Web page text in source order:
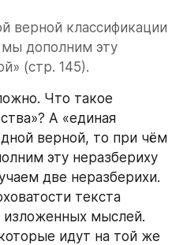
верной классификации
дополним эту
(стр. 145).
Что такое
А «единая
верной, то при чём
эту неразбериху
две неразберихи.
текста
изложенных мыслей.
идут на той же